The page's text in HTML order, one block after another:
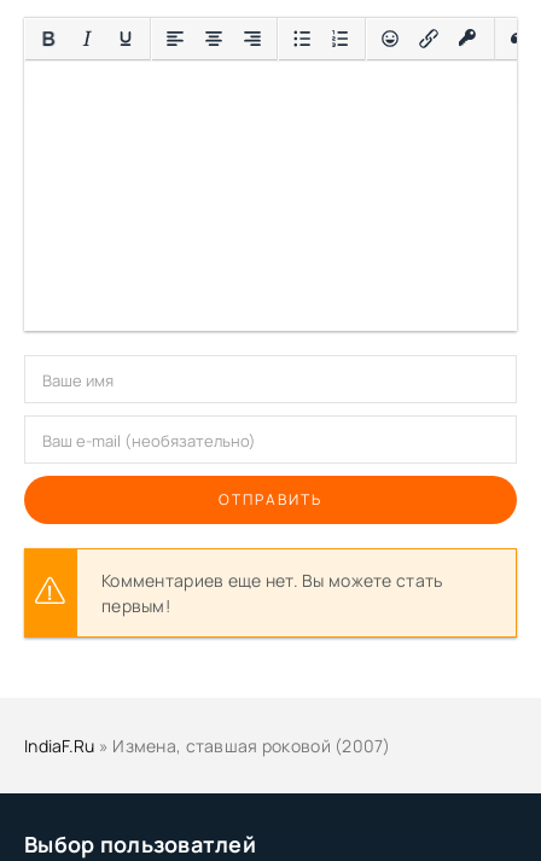
Выбор пользоватлей
ОТПРАВИТЬ
Комментариев еще нет. Вы можете стать
первым!
IndiaF.Ru » Измена, ставшая роковой (2007)